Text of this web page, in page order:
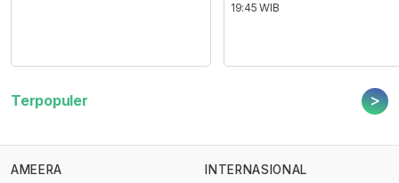
19:45 WIB
Terpopuler >
AMEERA
INTERNASIONAL